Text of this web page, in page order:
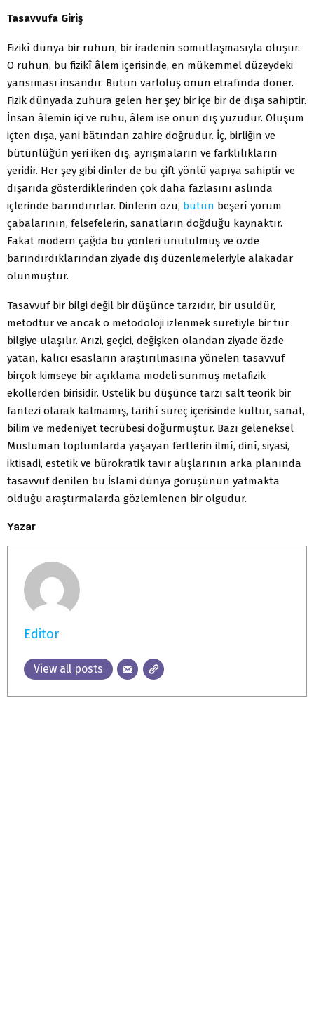
Tasavvufa Giriş
Fizikî dünya bir ruhun, bir iradenin somutlaşmasıyla oluşur.
O ruhun, bu fizikî âlem içerisinde, en mükemmel düzeydeki
yansıması insandır. Bütün varloluş onun etrafında döner.
Fizik dünyada zuhura gelen her şey bir içe bir de dışa sahiptir.
İnsan âlemin içi ve ruhu, âlem ise onun dış yüzüdür. Oluşum
içten dışa, yani bâtından zahire doğrudur. İç, birliğin ve
bütünlüğün yeri iken dış, ayrışmaların ve farklılıkların
yeridir. Her şey gibi dinler de bu çift yönlü yapıya sahiptir ve
dışarıda gösterdiklerinden çok daha fazlasını aslında
içlerinde barındırırlar. Dinlerin özü, bütün beşerî yorum
çabalarının, felsefelerin, sanatların doğduğu kaynaktır.
Fakat modern çağda bu yönleri unutulmuş ve özde
barındırdıklarından ziyade dış düzenlemeleriyle alakadar
olunmuştur.
Tasavvuf bir bilgi değil bir düşünce tarzıdır, bir usuldür,
metodtur ve ancak o metodoloji izlenmek suretiyle bir tür
bilgiye ulaşılır. Arızi, geçici, değişken olandan ziyade özde
yatan, kalıcı esasların araştırılmasına yönelen tasavvuf
birçok kimseye bir açıklama modeli sunmuş metafizik
ekollerden birisidir. Üstelik bu düşünce tarzı salt teorik bir
fantezi olarak kalmamış, tarihî süreç içerisinde kültür, sanat,
bilim ve medeniyet tecrübesi doğurmuştur. Bazı geleneksel
Müslüman toplumlarda yaşayan fertlerin ilmî, dinî, siyasi,
iktisadi, estetik ve bürokratik tavır alışlarının arka planında
tasavvuf denilen bu İslami dünya görüşünün yatmakta
olduğu araştırmalarda gözlemlenen bir olgudur.
Yazar
Editor
View all posts